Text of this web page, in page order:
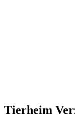
Tierheim